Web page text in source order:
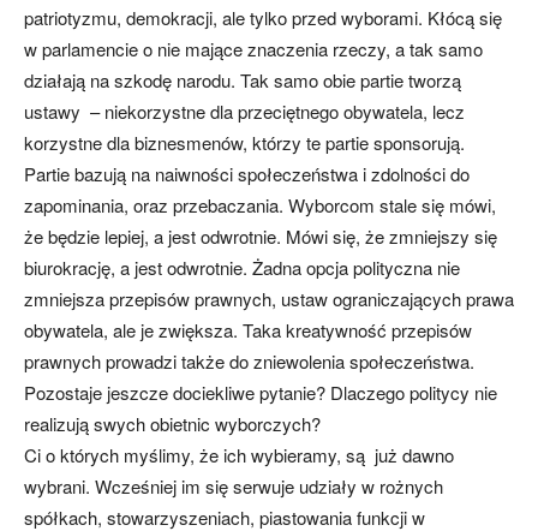
patriotyzmu, demokracji, ale tylko przed wyborami. Kłócą się
w parlamencie o nie mające znaczenia rzeczy, a tak samo
działają na szkodę narodu. Tak samo obie partie tworzą
ustawy – niekorzystne dla przeciętnego obywatela, lecz
korzystne dla biznesmenów, którzy te partie sponsorują.
Partie bazują na naiwności społeczeństwa i zdolności do
zapominania, oraz przebaczania. Wyborcom stale się mówi,
że będzie lepiej, a jest odwrotnie. Mówi się, że zmniejszy się
biurokrację, a jest odwrotnie. Żadna opcja polityczna nie
zmniejsza przepisów prawnych, ustaw ograniczających prawa
obywatela, ale je zwiększa. Taka kreatywność przepisów
prawnych prowadzi także do zniewolenia społeczeństwa.
Pozostaje jeszcze dociekliwe pytanie? Dlaczego politycy nie
realizują swych obietnic wyborczych?
Ci o których myślimy, że ich wybieramy, są już dawno
wybrani. Wcześniej im się serwuje udziały w rożnych
spółkach, stowarzyszeniach, piastowania funkcji w